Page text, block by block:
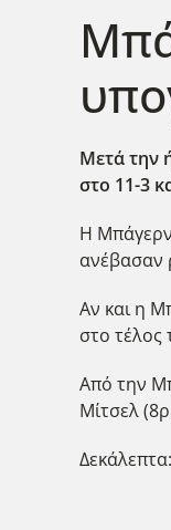
Μετά την
στο 11-3
Η Μπάγερν
ανέβασαν
Αν και η
στο
Από την
Μίτσελ